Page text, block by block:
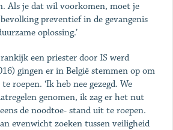
Als je dat wil voorkomen, moet je
preventief in de gevangenis
oplossing.’
een priester door IS werd
gingen er in België stemmen op om
roepen. ‘Ik heb nee gezegd. We
genomen, ik zag er het nut
de noodtoe- stand uit te roepen.
evenwicht zoeken tussen veiligheid